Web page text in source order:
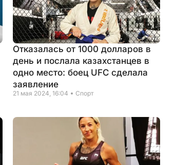
Отказалась от 1000 долларов в
день и послала казахстанцев в
одно место: боец UFC сделала
заявление
21 мая 2024, 16:04 Спорт